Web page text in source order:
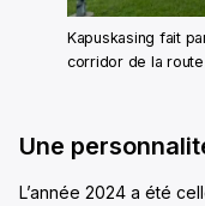
Kapuskasing fait
corridor de la route
Une
L’année 2024 a été